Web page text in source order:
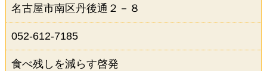
うなぎ
洋食
イタリアン・フレンチ
ラーメン
カレー
名古屋市南区丹後通２－８
052-612-7185
食べ残しを減らす啓発